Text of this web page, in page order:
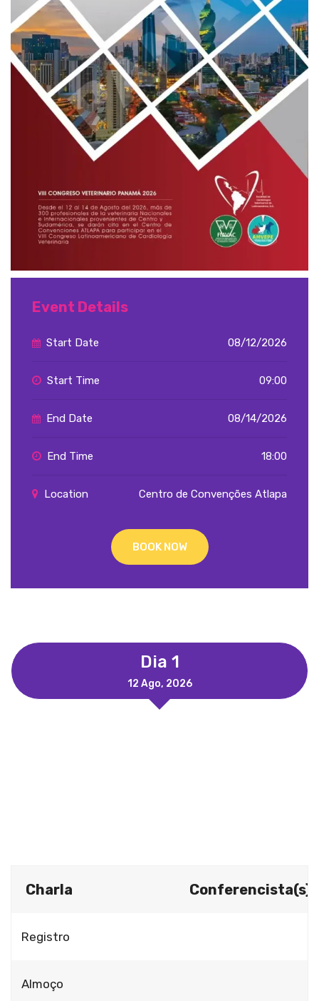
Event Details
Start Date 08/12/2026
Start Time 09:00
End Date 08/14/2026
End Time 18:00
Location Centro de Convenções Atlapa
BOOK NOW
Dia 1
12 Ago, 2026
Charla Conferencista(s)
Registro
Almoço